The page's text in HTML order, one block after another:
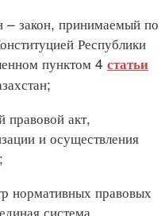
закон, принимаемый по
Республики
пунктом 4 статьи
акт,
и осуществления
нормативных правовых
система